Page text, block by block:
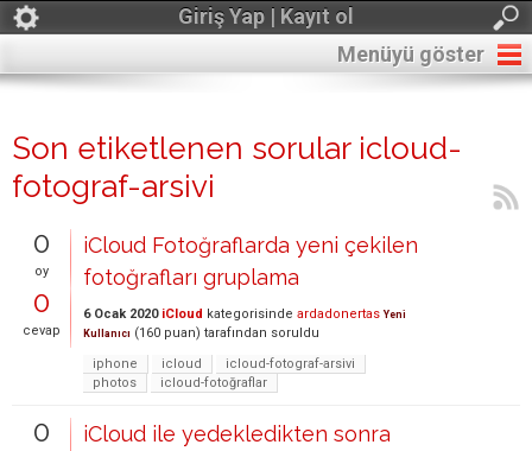
Giriş Yap | Kayıt ol
Menüyü göster
Son etiketlenen sorular icloud-
fotograf-arsivi
0
oy
0
cevap
iCloud Fotoğraflarda yeni çekilen
fotoğrafları gruplama
6 Ocak 2020 iCloud kategorisinde ardadonertas Yeni
Kullanıcı (160 puan) tarafından soruldu
iphone
icloud
icloud-fotograf-arsivi
photos
icloud-fotoğraflar
0
iCloud ile yedekledikten sonra